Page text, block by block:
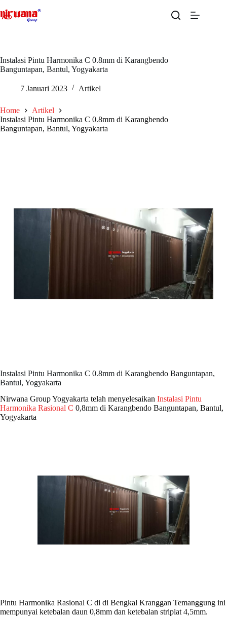
to
content
Instalasi Pintu Harmonika C 0.8mm di Karangbendo
Banguntapan, Bantul, Yogyakarta
7 Januari 2023 Artikel
Home
Artikel
Instalasi Pintu Harmonika C 0.8mm di Karangbendo
Banguntapan, Bantul, Yogyakarta
Instalasi Pintu Harmonika C 0.8mm di Karangbendo Banguntapan,
Bantul, Yogyakarta
Nirwana Group Yogyakarta telah menyelesaikan Instalasi Pintu
Harmonika Rasional C 0,8mm di Karangbendo Banguntapan, Bantul,
Yogyakarta
Pintu Harmonika Rasional C di di Bengkal Kranggan Temanggung ini
mempunyai ketebalan daun 0,8mm dan ketebalan striplat 4,5mm.